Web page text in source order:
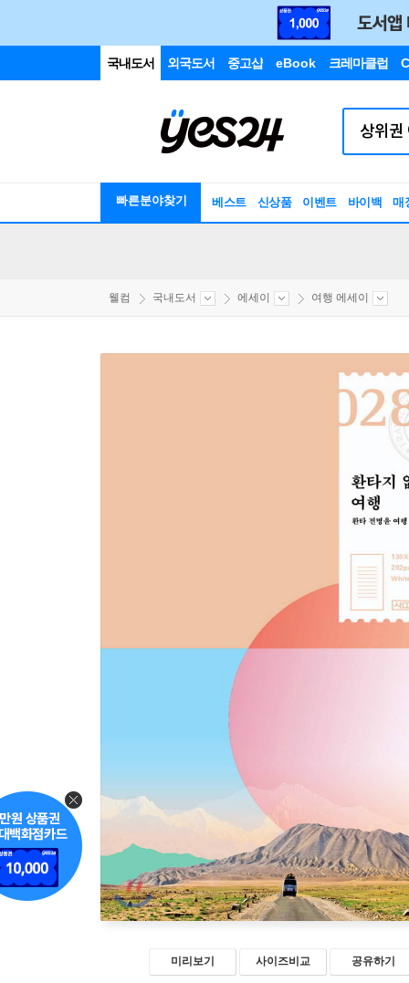
국내도서 외국도서 중고샵 eBook 크레마클럽
빠른분야찾기 베스트 신상품 이벤트 바이백 매
웰컴 국내도서 에세이 여행 에세이
미리보기 사이즈비교 공유하기